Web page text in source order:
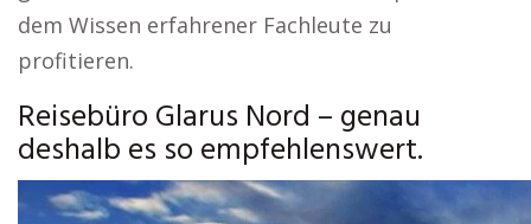
dem Wissen erfahrener Fachleute zu
profitieren.
Reisebüro Glarus Nord – genau
deshalb es so empfehlenswert.